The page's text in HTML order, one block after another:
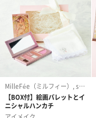
ダンボール装飾（ひま
わり）（720円）